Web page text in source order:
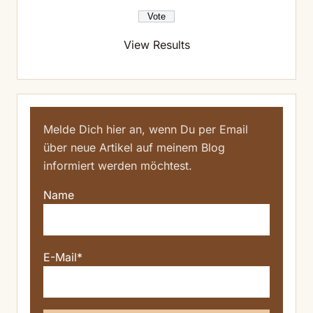
View Results
Melde Dich hier an, wenn Du per Email
über neue Artikel auf meinem Blog
informiert werden möchtest.
Name
E-Mail*